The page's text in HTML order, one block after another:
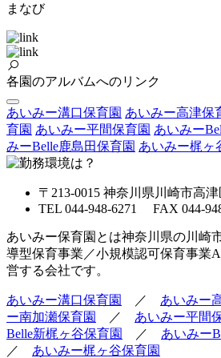
まなび
各園のアルバムへのリンク
あいみー溝口保育園 あいみー高津保
育園 あいみー平間保育園 あいみー
みーBelle鹿島田保育園 あいみー梶ヶ
〒213-0015 神奈川県川崎市高
TEL 044-948-6271 FAX 044-
あいみー保育園とは神奈川県の川崎
導型保育事業／小規模認可保育事業
営する会社です。
あいみー溝口保育園 ／ あいみー
ー南加瀬保育園
／ あいみー平間
Belle新梶ヶ谷保育園
／ あいみー
／ あいみー梶ヶ谷保育園